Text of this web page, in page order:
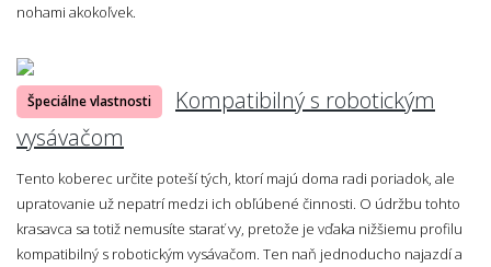
nohami akokoľvek.
Špeciálne vlastnosti
Kompatibilný s robotickým
vysávačom
Tento koberec určite poteší tých, ktorí majú doma radi poriadok, ale
upratovanie už nepatrí medzi ich obľúbené činnosti. O údržbu tohto
krasavca sa totiž nemusíte starať vy, pretože je vďaka nižšiemu profilu
kompatibilný s robotickým vysávačom. Ten naň jednoducho najazdí a